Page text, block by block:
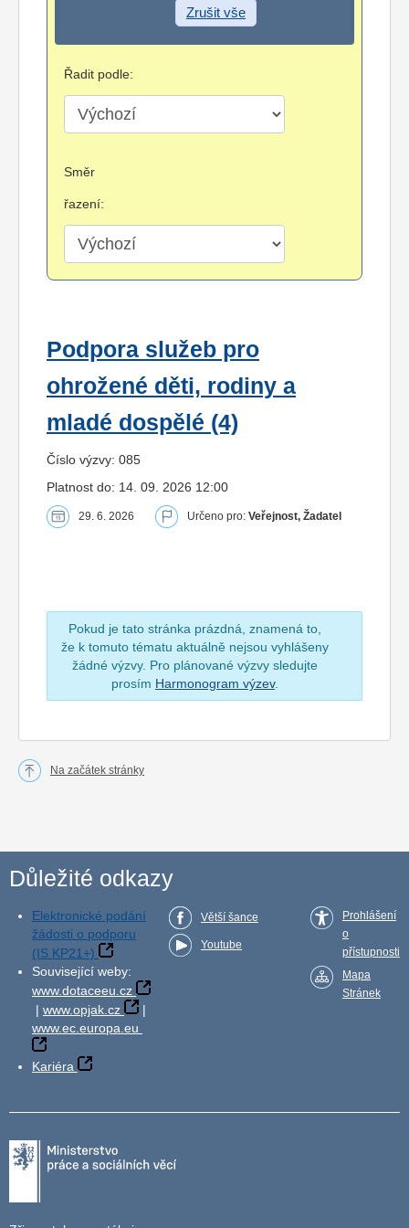
Zrušit vše
Řadit podle:
Směr
řazení:
Podpora služeb pro
ohrožené děti, rodiny a
mladé dospělé (4)
Číslo výzvy: 085
Platnost do: 14. 09. 2026 12:00
29. 6. 2026 Určeno pro: Veřejnost, Žadatel
Pokud je tato stránka prázdná, znamená to,
že k tomuto tématu aktuálně nejsou vyhlášeny
žádné výzvy. Pro plánované výzvy sledujte
prosím Harmonogram výzev.
Na začátek stránky
Důležité odkazy
Elektronické podání
žádosti o podporu
(IS KP21+)
Související weby:
www.dotaceeu.cz
| www.opjak.cz
|
www.ec.europa.eu
Kariéra
Větší šance
Youtube
Prohlášení
o
přístupnosti
Mapa
Stránek